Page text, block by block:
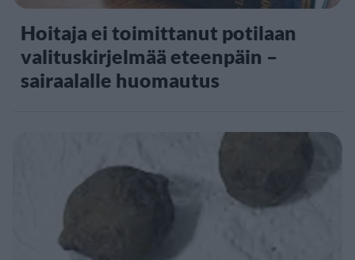
Hoitaja ei toimittanut potilaan
valituskirjelmää eteenpäin –
sairaalalle huomautus